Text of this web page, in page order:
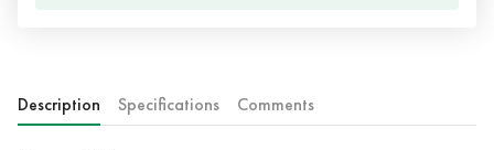
Description Specifications Comments